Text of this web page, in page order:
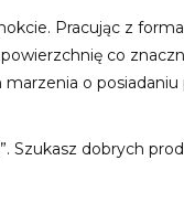
Pracując z
co
o posiadaniu
Szukasz dobrych